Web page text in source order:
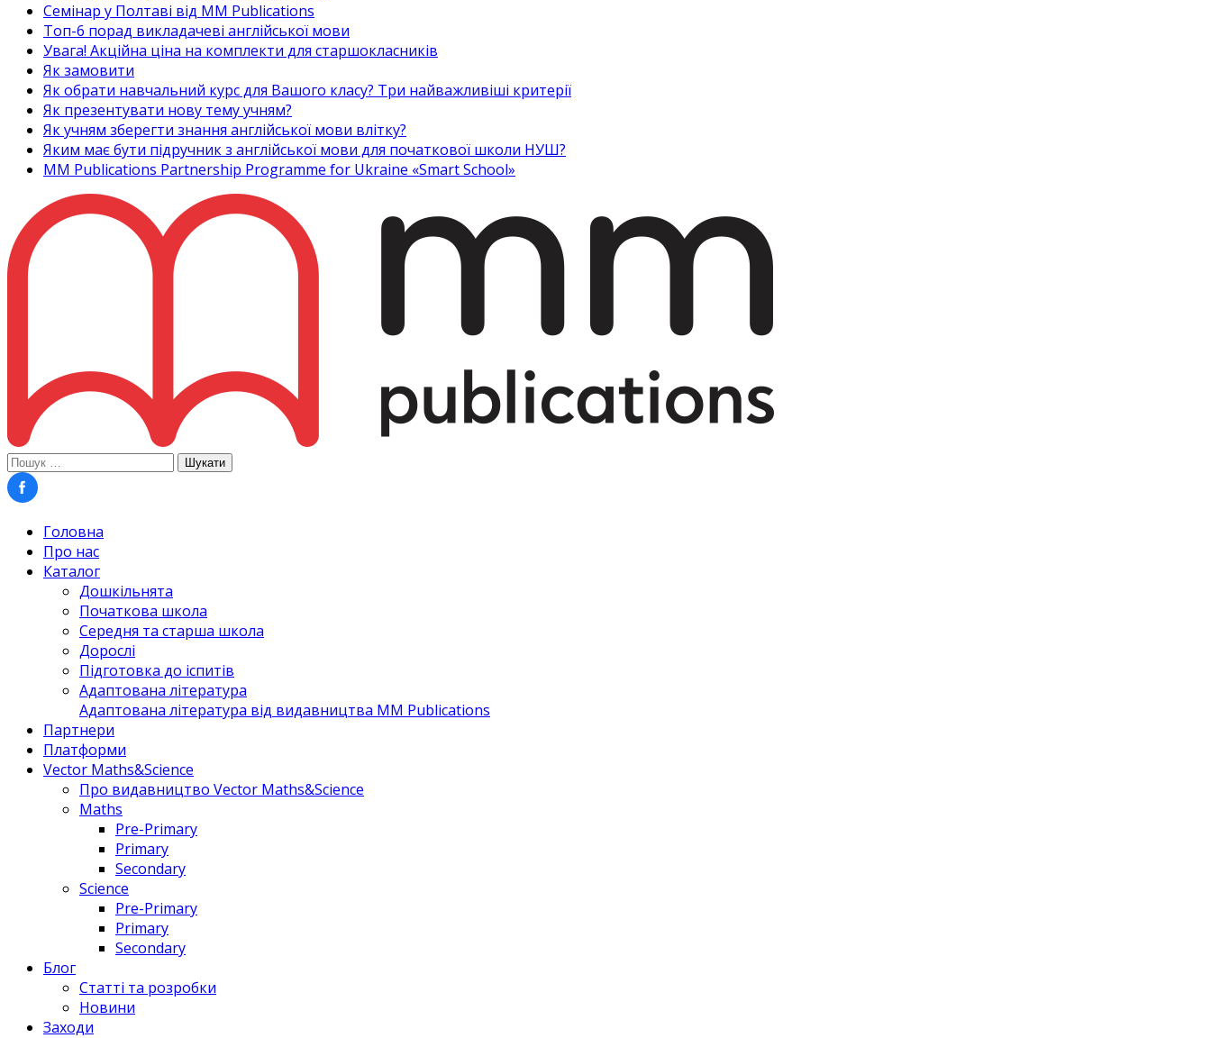
Семінар у Полтаві від MM Publications
Топ-6 порад викладачеві англійської мови
Увага! Акційна ціна на комплекти для старшокласників
Як замовити
Як обрати навчальний курс для Вашого класу? Три найважливіші критерії
Як презентувати нову тему учням?
Як учням зберегти знання англійської мови влітку?
Яким має бути підручник з англійської мови для початкової школи НУШ?
MM Publications Partnership Programme for Ukraine «Smart School»
Пошук:
Головна
Про нас
Каталог
Дошкільнята
Початкова школа
Середня та старша школа
Дорослі
Підготовка до іспитів
Адаптована література
Адаптована література від видавництва MM Publications
Партнери
Платформи
Vector Maths&Science
Про видавництво Vector Maths&Science
Maths
Pre-Primary
Primary
Secondary
Science
Pre-Primary
Primary
Secondary
Блог
Статті та розробки
Новини
Заходи